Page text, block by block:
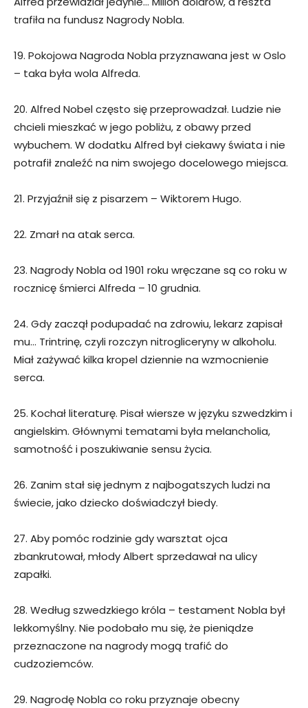
trafiła na fundusz Nagrody Nobla.
19. Pokojowa Nagroda Nobla przyznawana jest w Oslo
– taka była wola Alfreda.
20. Alfred Nobel często się przeprowadzał. Ludzie nie
chcieli mieszkać w jego pobliżu, z obawy przed
wybuchem. W dodatku Alfred był ciekawy świata i nie
potrafił znaleźć na nim swojego docelowego miejsca.
21. Przyjaźnił się z pisarzem – Wiktorem Hugo.
22. Zmarł na atak serca.
23. Nagrody Nobla od 1901 roku wręczane są co roku w
rocznicę śmierci Alfreda – 10 grudnia.
24. Gdy zaczął podupadać na zdrowiu, lekarz zapisał
mu… Trintrinę, czyli rozczyn nitrogliceryny w alkoholu.
Miał zażywać kilka kropel dziennie na wzmocnienie
serca.
25. Kochał literaturę. Pisał wiersze w języku szwedzkim i
angielskim. Głównymi tematami była melancholia,
samotność i poszukiwanie sensu życia.
26. Zanim stał się jednym z najbogatszych ludzi na
świecie, jako dziecko doświadczył biedy.
27. Aby pomóc rodzinie gdy warsztat ojca
zbankrutował, młody Albert sprzedawał na ulicy
zapałki.
28. Według szwedzkiego króla – testament Nobla był
lekkomyślny. Nie podobało mu się, że pieniądze
przeznaczone na nagrody mogą trafić do
cudzoziemców.
29. Nagrodę Nobla co roku przyznaje obecny